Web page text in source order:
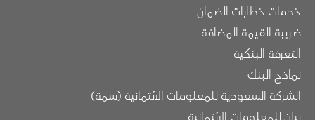
خدمات خطابات الضمان
ضريبة القيمة المضافة
التعرفة البنكية
نماذج البنك
الشركة السعودية للمعلومات الائتمانية (سمة)
بيان للمعلومات الائتمانية